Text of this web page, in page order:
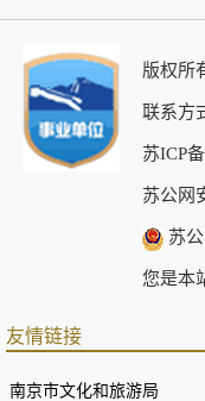
版权所
联系方
苏ICP
苏公网
苏
您是本
友情链接
南京市文化和旅游局